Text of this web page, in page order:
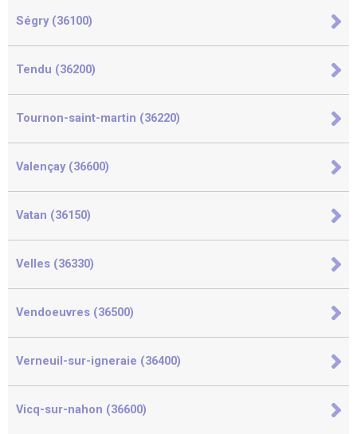
Ségry (36100)
Tendu (36200)
Tournon-saint-martin (36220)
Valençay (36600)
Vatan (36150)
Velles (36330)
Vendoeuvres (36500)
Verneuil-sur-igneraie (36400)
Vicq-sur-nahon (36600)